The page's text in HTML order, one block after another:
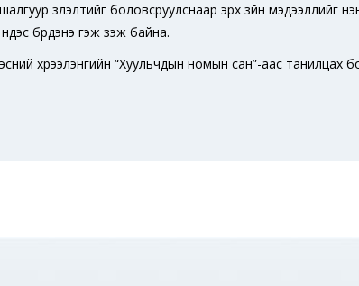
үзүүлэлтийг боловсруулснаар эрх зүйн мэдээллийг
бүрдэнэ гэж үзэж байна.
хүрээлэнгийн “Хуульчдын номын сан”-аас танилцах